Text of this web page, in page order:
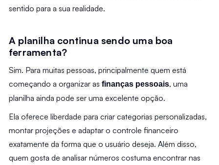
sentido para a sua realidade.
A planilha continua sendo uma boa
ferramenta?
Sim. Para muitas pessoas, principalmente quem está
começando a organizar as finanças pessoais, uma
planilha ainda pode ser uma excelente opção.
Ela oferece liberdade para criar categorias personalizadas,
montar projeções e adaptar o controle financeiro
exatamente da forma que o usuário deseja. Além disso,
quem gosta de analisar números costuma encontrar nas